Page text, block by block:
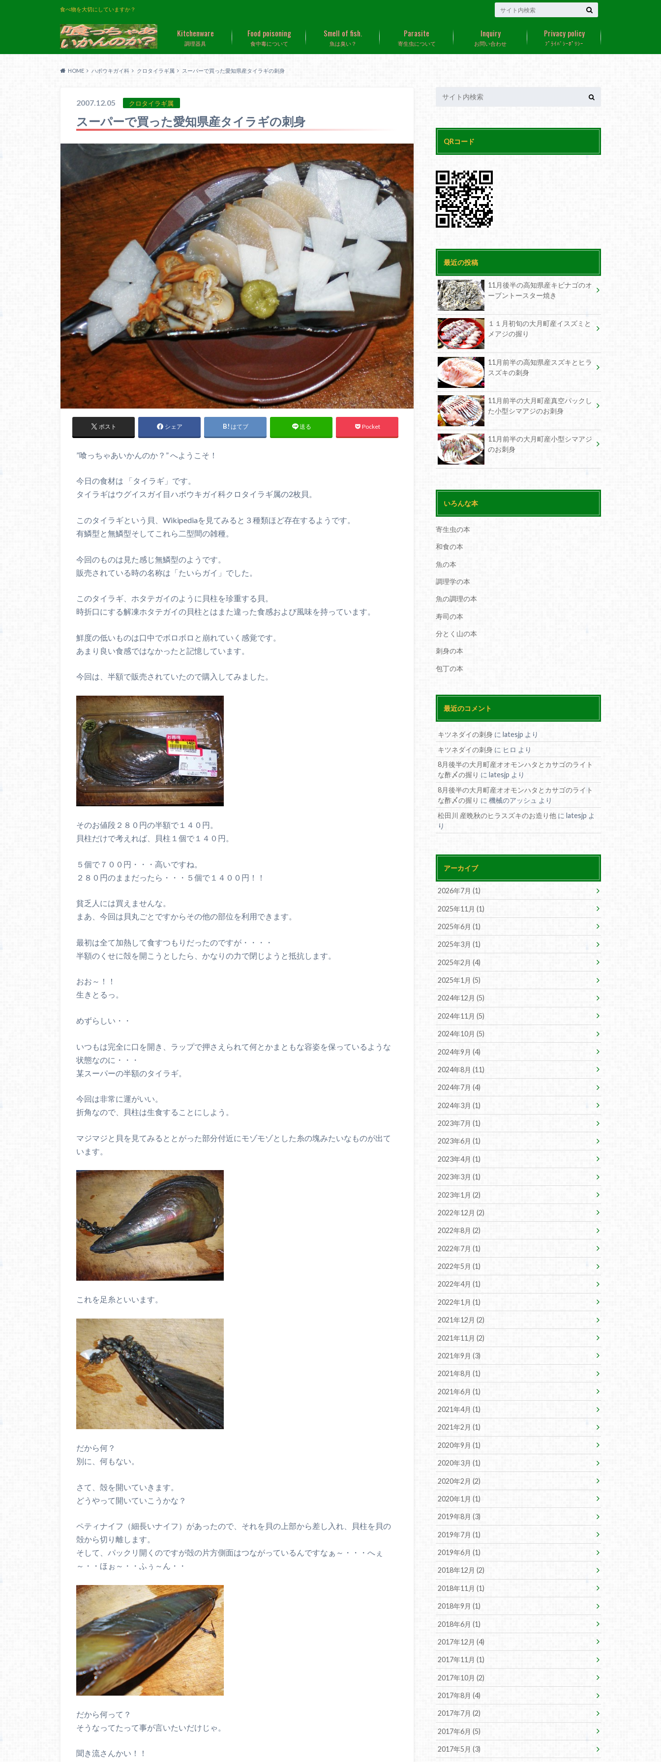
食べ物を大切にしていますか？
調理器具
Kitchenware
食中毒について
Food poisoning
魚は臭い？
Smell of fish.
寄生虫について
Parasite
お問い合わせ
Inquiry
ﾌﾟﾗｲﾊﾞｼｰﾎﾟﾘｼｰ
Privacy policy
HOME ハボウキガイ科 クロタイラギ属 スーパーで買った愛知県産タイラギの刺身
2007.12.05 クロタイラギ属
スーパーで買った愛知県産タイラギの刺身
ポスト シェア はてブ 送る Pocket
”喰っちゃあいかんのか？” へようこそ！
今日の食材は 「タイラギ」です。
タイラギはウグイスガイ目ハボウキガイ科クロタイラギ属の2枚貝。
このタイラギという貝、Wikipediaを見てみると３種類ほど存在するようです。
有鱗型と無鱗型そしてこれら二型間の雑種。
今回のものは見た感じ無鱗型のようです。
販売されている時の名称は「たいらガイ」でした。
このタイラギ、ホタテガイのように貝柱を珍重する貝。
時折口にする解凍ホタテガイの貝柱とはまた違った食感および風味を持っています。
鮮度の低いものは口中でボロボロと崩れていく感覚です。
あまり良い食感ではなかったと記憶しています。
今回は、半額で販売されていたので購入してみました。
そのお値段２８０円の半額で１４０円。
貝柱だけで考えれば、貝柱１個で１４０円。
５個で７００円・・・高いですね。
２８０円のままだったら・・・５個で１４００円！！
貧乏人には買えませんな。
まあ、今回は貝丸ごとですからその他の部位を利用できます。
最初は全て加熱して食すつもりだったのですが・・・・
半額のくせに殻を開こうとしたら、かなりの力で閉じようと抵抗します。
おお～！！
生きとるっ。
めずらしい・・
いつもは完全に口を開き、ラップで押さえられて何とかまともな容姿を保っているような
状態なのに・・・
某スーパーの半額のタイラギ。
今回は非常に運がいい。
折角なので、貝柱は生食することにしよう。
マジマジと貝を見てみるととがった部分付近にモゾモゾとした糸の塊みたいなものが出て
います。
これを足糸といいます。
だから何？
別に、何もない。
さて、殻を開いていきます。
どうやって開いていこうかな？
ペティナイフ（細長いナイフ）があったので、それを貝の上部から差し入れ、貝柱を貝の
殻から切り離します。
そして、パックリ開くのですが殻の片方側面はつながっているんですなぁ～・・・へぇ
～・・ほぉ～・・ふぅ～ん・・
だから何って？
そうなってたって事が言いたいだけじゃ。
聞き流さんかい！！
QRコード
最近の投稿
11月後半の高知県産キビナゴのオ
ーブントースター焼き
１１月初旬の大月町産イスズミと
メアジの握り
11月前半の高知県産スズキとヒラ
スズキの刺身
11月前半の大月町産真空パックし
た小型シマアジのお刺身
11月前半の大月町産小型シマアジ
のお刺身
いろんな本
寄生虫の本
和食の本
魚の本
調理学の本
魚の調理の本
寿司の本
分とく山の本
刺身の本
包丁の本
最近のコメント
キツネダイの刺身 にlatesjp より
キツネダイの刺身 に ヒロ より
8月後半の大月町産オオモンハタとカサゴのライト
な酢〆の握り にlatesjp より
8月後半の大月町産オオモンハタとカサゴのライト
な酢〆の握り に機械のアッシュ より
松田川 産晩秋のヒラスズキのお造り他 にlatesjp よ
り
アーカイブ
2026年7月 (1)
2025年11月 (1)
2025年6月 (1)
2025年3月 (1)
2025年2月 (4)
2025年1月 (5)
2024年12月 (5)
2024年11月 (5)
2024年10月 (5)
2024年9月 (4)
2024年8月 (11)
2024年7月 (4)
2024年3月 (1)
2023年7月 (1)
2023年6月 (1)
2023年4月 (1)
2023年3月 (1)
2023年1月 (2)
2022年12月 (2)
2022年8月 (2)
2022年7月 (1)
2022年5月 (1)
2022年4月 (1)
2022年1月 (1)
2021年12月 (2)
2021年11月 (2)
2021年9月 (3)
2021年8月 (1)
2021年6月 (1)
2021年4月 (1)
2021年2月 (1)
2020年9月 (1)
2020年3月 (1)
2020年2月 (2)
2020年1月 (1)
2019年8月 (3)
2019年7月 (1)
2019年6月 (1)
2018年12月 (2)
2018年11月 (1)
2018年9月 (1)
2018年6月 (1)
2017年12月 (4)
2017年11月 (1)
2017年10月 (2)
2017年8月 (4)
2017年7月 (2)
2017年6月 (5)
2017年5月 (3)